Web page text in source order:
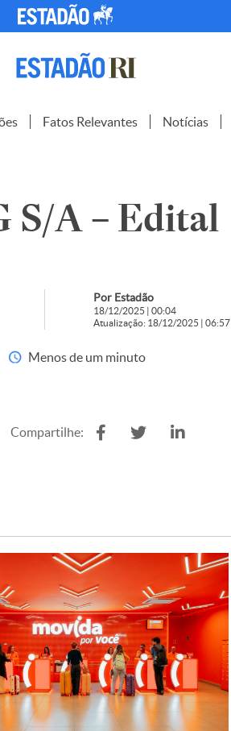
Fatos Relevantes Notícias
S/A – Edital
Por Estadão
18/12/2025 | 00:04
Atualização: 18/12/2025 | 06:57
Menos de um minuto
Compartilhe: